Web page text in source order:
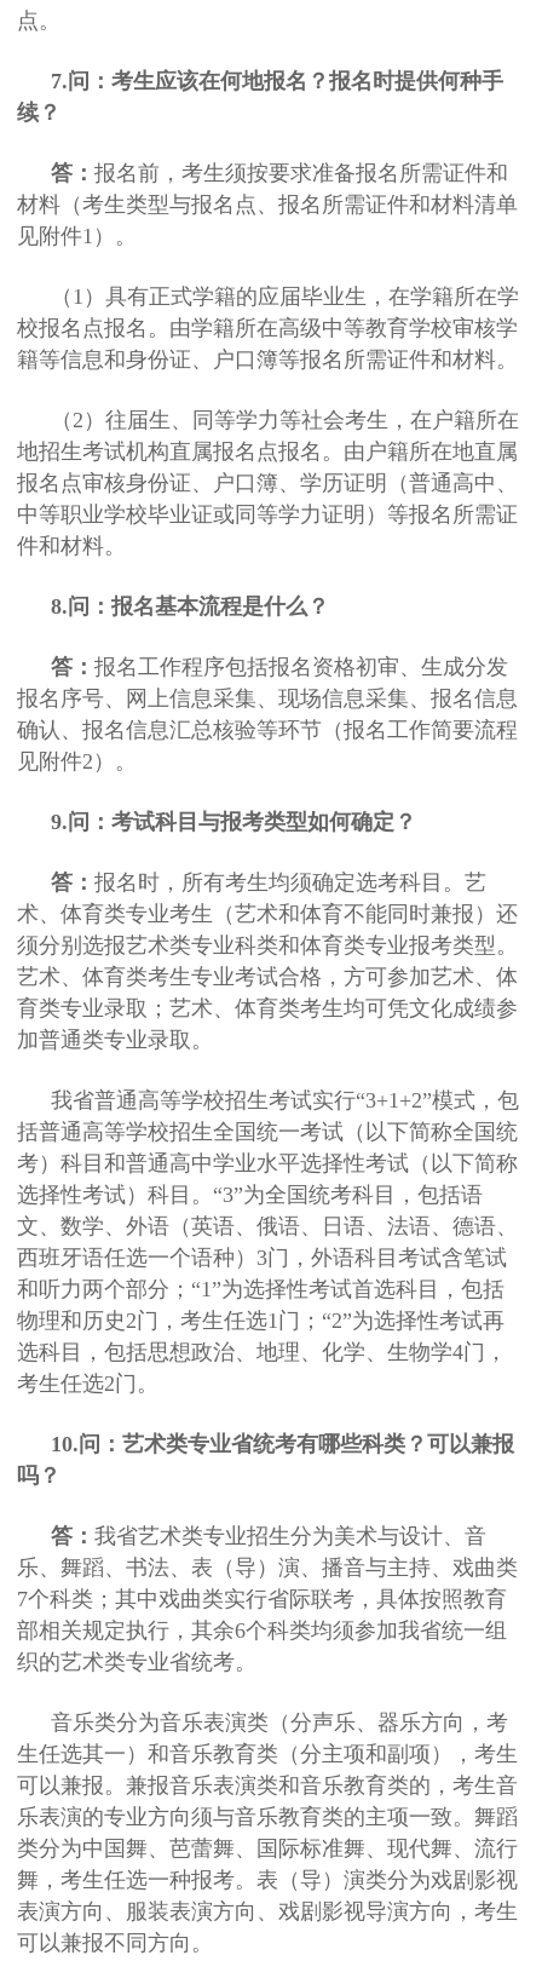
点。
7.问：考生应该在何地报名？报名时提供何种手
续？
答： 报名前，考生须按要求准备报名所需证件和
材料（考生类型与报名点、报名所需证件和材料清单
见附件1）。
（1）具有正式学籍的应届毕业生，在学籍所在学
校报名点报名。由学籍所在高级中等教育学校审核学
籍等信息和身份证、户口簿等报名所需证件和材料。
（2）往届生、同等学力等社会考生，在户籍所在
地招生考试机构直属报名点报名。由户籍所在地直属
报名点审核身份证、户口簿、学历证明（普通高中、
中等职业学校毕业证或同等学力证明）等报名所需证
件和材料。
8.问：报名基本流程是什么？
答： 报名工作程序包括报名资格初审、生成分发
报名序号、网上信息采集、现场信息采集、报名信息
确认、报名信息汇总核验等环节（报名工作简要流程
见附件2）。
9.问：考试科目与报考类型如何确定？
答： 报名时，所有考生均须确定选考科目。艺
术、体育类专业考生（艺术和体育不能同时兼报）还
须分别选报艺术类专业科类和体育类专业报考类型。
艺术、体育类考生专业考试合格，方可参加艺术、体
育类专业录取；艺术、体育类考生均可凭文化成绩参
加普通类专业录取。
我省普通高等学校招生考试实行“3+1+2”模式，包
括普通高等学校招生全国统一考试（以下简称全国统
考）科目和普通高中学业水平选择性考试（以下简称
选择性考试）科目。“3”为全国统考科目，包括语
文、数学、外语（英语、俄语、日语、法语、德语、
西班牙语任选一个语种）3门，外语科目考试含笔试
和听力两个部分；“1”为选择性考试首选科目，包括
物理和历史2门，考生任选1门；“2”为选择性考试再
选科目，包括思想政治、地理、化学、生物学4门，
考生任选2门。
10.问：艺术类专业省统考有哪些科类？可以兼报
吗？
答： 我省艺术类专业招生分为美术与设计、音
乐、舞蹈、书法、表（导）演、播音与主持、戏曲类
7个科类；其中戏曲类实行省际联考，具体按照教育
部相关规定执行，其余6个科类均须参加我省统一组
织的艺术类专业省统考。
音乐类分为音乐表演类（分声乐、器乐方向，考
生任选其一）和音乐教育类（分主项和副项），考生
可以兼报。兼报音乐表演类和音乐教育类的，考生音
乐表演的专业方向须与音乐教育类的主项一致。舞蹈
类分为中国舞、芭蕾舞、国际标准舞、现代舞、流行
舞，考生任选一种报考。表（导）演类分为戏剧影视
表演方向、服装表演方向、戏剧影视导演方向，考生
可以兼报不同方向。